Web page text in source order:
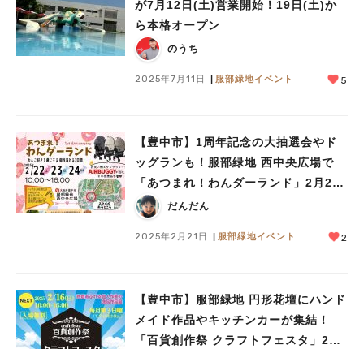
が7月12日(土)営業開始！19日(土)か
ら本格オープン
のうち
2025年7月11日 服部緑地イベント 5
【豊中市】1周年記念の大抽選会やド
ッグランも！服部緑地 西中央広場で
「あつまれ！わんダーランド」2月22
日（土）～24日（月・休）開催（教え
たい／教えて）
だんだん
2025年2月21日 服部緑地イベント 2
【豊中市】服部緑地 円形花壇にハンド
メイド作品やキッチンカーが集結！
「百貨創作祭 クラフトフェスタ」2月